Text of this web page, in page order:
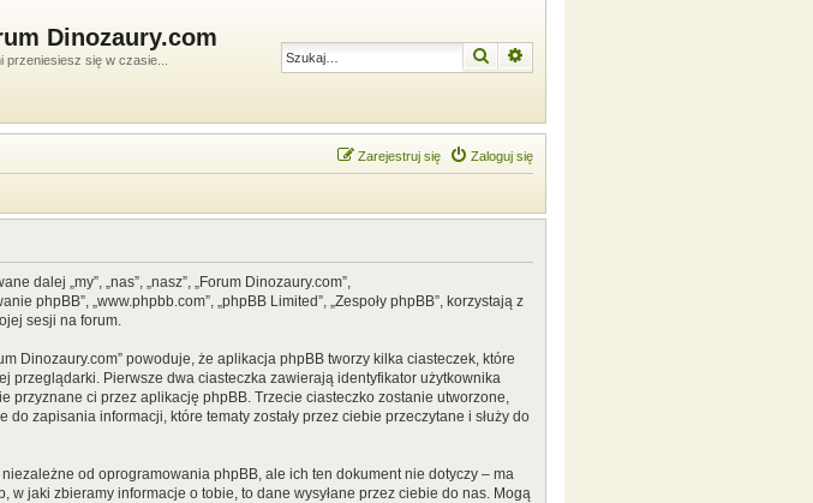
Dinozaury.com
przeniesiesz się w czasie... Szukaj
Zaloguj się
Zarejestruj się
dalej „my”, „nas”, „nasz”, „Forum Dinozaury.com”,
phpBB”, „www.phpbb.com”, „phpBB Limited”, „Zespoły phpBB”, korzystają z
sesji na forum.
Dinozaury.com” powoduje, że aplikacja phpBB tworzy kilka ciasteczek, które
przeglądarki. Pierwsze dwa ciasteczka zawierają identyfikator użytkownika
przyznane ci przez aplikację phpBB. Trzecie ciasteczko zostanie utworzone,
zapisania informacji, które tematy zostały przez ciebie przeczytane i służy do
od oprogramowania phpBB, ale ich ten dokument nie dotyczy – ma
jaki zbieramy informacje o tobie, to dane wysyłane przez ciebie do nas. Mogą